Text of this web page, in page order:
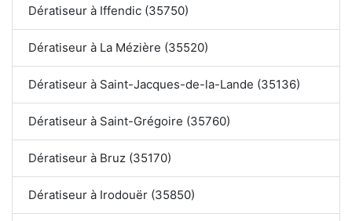
Dératiseur à Iffendic (35750)
Dératiseur à La Mézière (35520)
Dératiseur à Saint-Jacques-de-la-Lande (35136)
Dératiseur à Saint-Grégoire (35760)
Dératiseur à Bruz (35170)
Dératiseur à Irodouër (35850)